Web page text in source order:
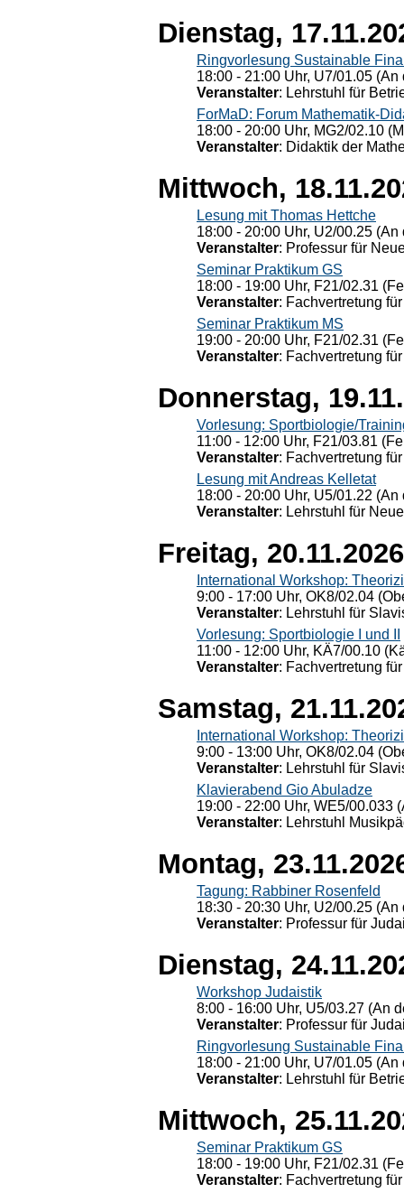
Dienstag,
Ringvorlesung Sustainable
18:00 - 21:00 Uhr, U7/01.05
Veranstalter: Lehrstuhl für
ForMaD: Forum Mathematik-
18:00 - 20:00 Uhr, MG2/02.10
Veranstalter: Didaktik der
Mittwoch,
Lesung mit Thomas Hettche
18:00 - 20:00 Uhr, U2/00.25
Veranstalter: Professur für
Seminar Praktikum GS
18:00 - 19:00 Uhr, F21/02.31
Veranstalter: Fachvertretung
Seminar Praktikum MS
19:00 - 20:00 Uhr, F21/02.31
Veranstalter: Fachvertretung
Donnerstag,
Vorlesung: Sportbiologie/
11:00 - 12:00 Uhr, F21/03.81
Veranstalter: Fachvertretung
Lesung mit Andreas Kelletat
18:00 - 20:00 Uhr, U5/01.22
Veranstalter: Lehrstuhl für
Freitag, 20.11.2026
International Workshop:
9:00 - 17:00 Uhr, OK8/02.04
Veranstalter: Lehrstuhl für
Vorlesung: Sportbiologie I und II
11:00 - 12:00 Uhr, KÄ7/00.10
Veranstalter: Fachvertretung
Samstag,
International Workshop:
9:00 - 13:00 Uhr, OK8/02.04
Veranstalter: Lehrstuhl für
Klavierabend Gio Abuladze
19:00 - 22:00 Uhr, WE5/00.033
Veranstalter: Lehrstuhl
Montag,
Tagung: Rabbiner Rosenfeld
18:30 - 20:30 Uhr, U2/00.25
Veranstalter: Professur für
Dienstag,
Workshop Judaistik
8:00 - 16:00 Uhr, U5/03.27 (An
Veranstalter: Professur für
Ringvorlesung Sustainable
18:00 - 21:00 Uhr, U7/01.05
Veranstalter: Lehrstuhl für
Mittwoch,
Seminar Praktikum GS
18:00 - 19:00 Uhr, F21/02.31
Veranstalter: Fachvertretung